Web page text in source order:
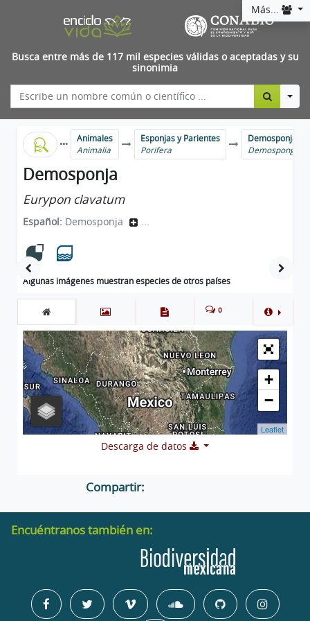
Más...
Busca entre más de 117 mil especies válidas o aceptadas y su
sinonimia
Animales
Animalia
Esponjas y Parientes
Porifera
Demosponjas
Demospongiae
Demosponja
Eurypon clavatum
Español: Demosponja ...
Algunas imágenes muestran especies de otros países
0
+
−
Leaflet
Descarga de datos
Compartir:
Encuéntranos también en: